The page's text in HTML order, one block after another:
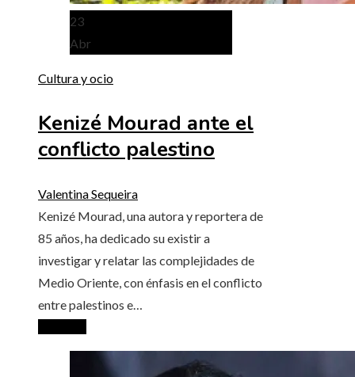
23
Abr
Cultura y ocio
Kenizé Mourad ante el
conflicto palestino
Valentina Sequeira
Kenizé Mourad, una autora y reportera de
85 años, ha dedicado su existir a
investigar y relatar las complejidades de
Medio Oriente, con énfasis en el conflicto
entre palestinos e…